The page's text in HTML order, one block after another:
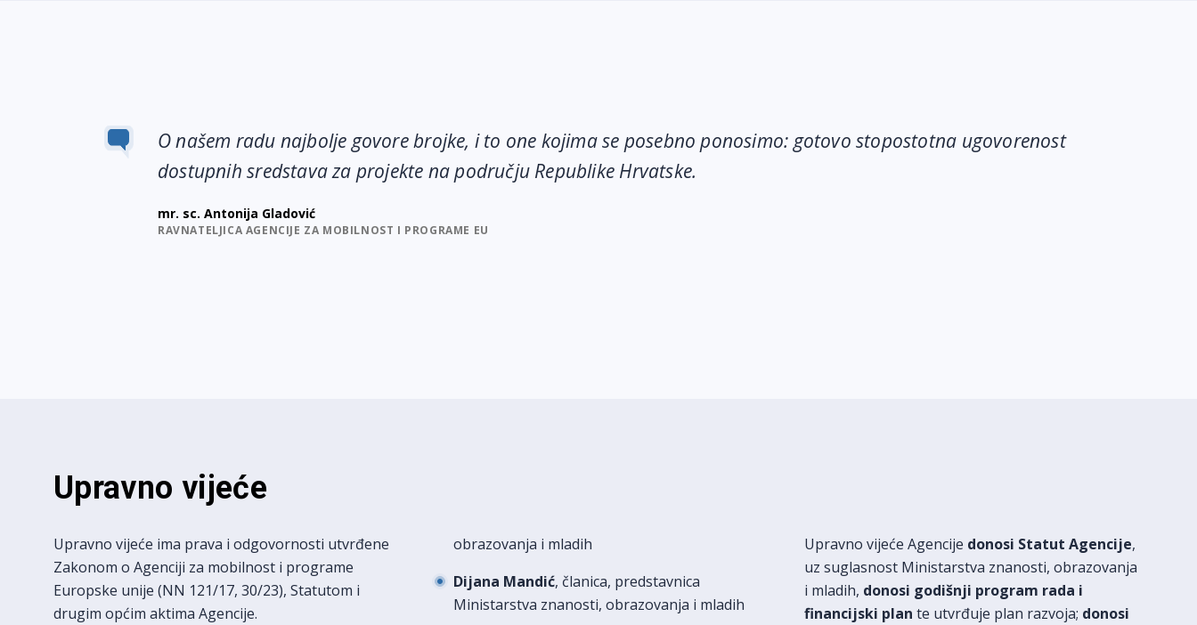
O našem radu najbolje govore brojke, i to one kojima se posebno ponosimo: gotovo stopostotna ugovorenost
dostupnih sredstava za projekte na području Republike Hrvatske.
mr. sc. Antonija Gladović
RAVNATELJICA AGENCIJE ZA MOBILNOST I PROGRAME EU
Upravno vijeće
Upravno vijeće ima prava i odgovornosti utvrđene
Zakonom o Agenciji za mobilnost i programe
Europske unije (NN 121/17, 30/23), Statutom i
drugim općim aktima Agencije.
obrazovanja i mladih
Dijana Mandić, članica, predstavnica
Ministarstva znanosti, obrazovanja i mladih
Upravno vijeće Agencije donosi Statut Agencije,
uz suglasnost Ministarstva znanosti, obrazovanja
i mladih, donosi godišnji program rada i
financijski plan te utvrđuje plan razvoja; donosi